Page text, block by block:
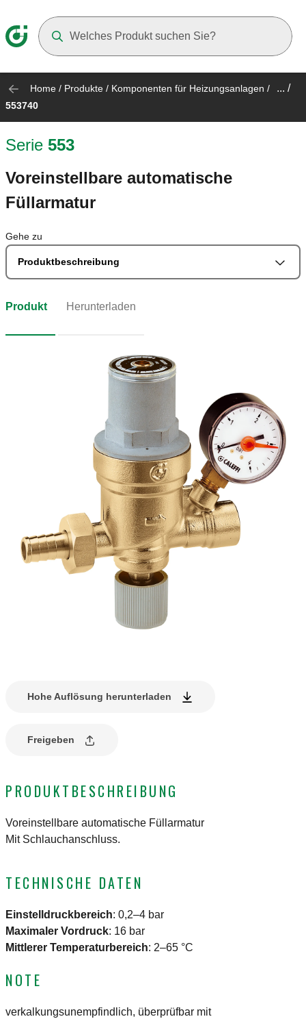
Home / Produkte / Komponenten für Heizungsanlagen / ... /
553740
Serie 553
Voreinstellbare automatische
Füllarmatur
Gehe zu
Produktbeschreibung
Produkt Herunterladen
Hohe Auflösung herunterladen
Freigeben
PRODUKTBESCHREIBUNG
Voreinstellbare automatische Füllarmatur
Mit Schlauchanschluss.
TECHNISCHE DATEN
Einstelldruckbereich: 0,2–4 bar
Maximaler Vordruck: 16 bar
Mittlerer Temperaturbereich: 2–65 °C
NOTE
verkalkungsunempfindlich, überprüfbar mit